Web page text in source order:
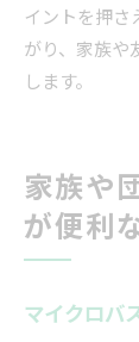
イントを押さ
がり、家族や
します。
家族や
が便利
マイクロバ